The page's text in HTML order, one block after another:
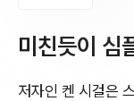
미친듯이
저자인 켄 시걸은